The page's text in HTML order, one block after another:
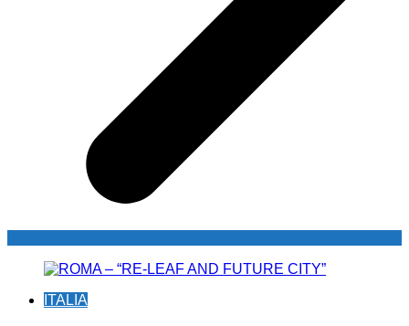
ITALIA